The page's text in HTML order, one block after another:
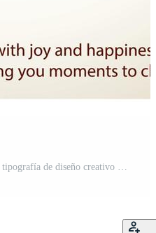
tarjeta de feliz día de pascua con tipografía de diseño creativo y vector de tema claro Vector Gratis